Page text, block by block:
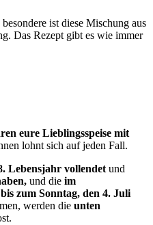
ist diese Mischung aus
Das Rezept gibt es wie immer
eure Lieblingsspeise mit
lohnt sich auf jeden Fall.
Lebensjahr vollendetund
und die im
zum Sonntag, den 4. Juli
werden die unten